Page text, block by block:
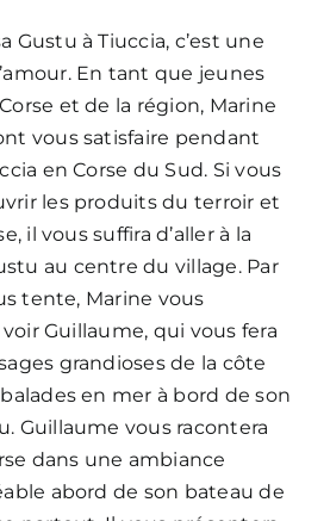
Gustu à Tiuccia, c’est une
En tant que jeunes
et de la région, Marine
vous satisfaire pendant
en Corse du Sud. Si vous
les produits du terroir et
il vous suffira d’aller à la
au centre du village. Par
tente, Marine vous
voir Guillaume, qui vous fera
grandioses de la côte
balades en mer à bord de son
Guillaume vous racontera
dans une ambiance
abord de son bateau de